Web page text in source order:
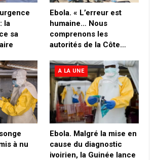
la
sa
Ebola. « L’erreur est
humaine… Nous
comprenons les
autorités de la Côte…
à nu
A LA UNE
Ebola. Malgré la mise en
cause du diagnostic
ivoirien, la Guinée lance